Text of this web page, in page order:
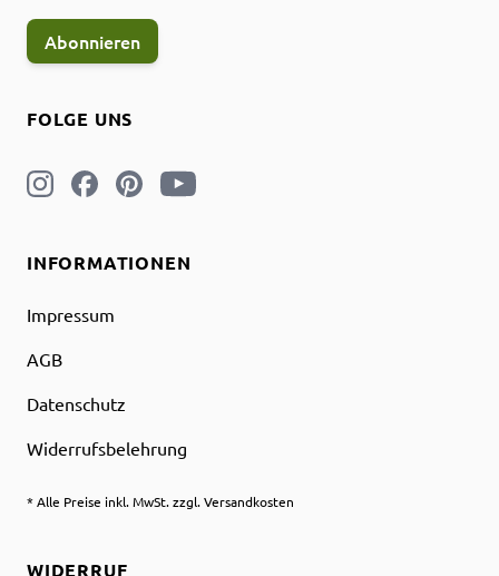
INFORMATIONEN
Impressum
AGB
Datenschutz
Widerrufsbelehrung
* Alle Preise inkl. MwSt. zzgl. Versandkosten
FOLGE UNS
Abonnieren
WIDERRUF